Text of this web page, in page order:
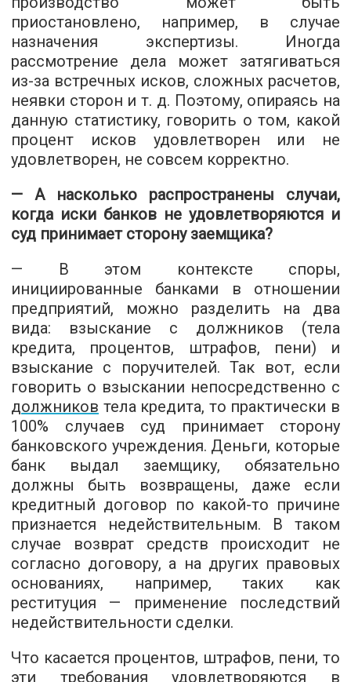
приостановлено, например, в случае
назначения экспертизы. Иногда
рассмотрение дела может затягиваться
из-за встречных исков, сложных расчетов,
неявки сторон и т. д. Поэтому, опираясь на
данную статистику, говорить о том, какой
процент исков удовлетворен или не
удовлетворен, не совсем корректно.
— А насколько распространены случаи,
когда иски банков не удовлетворяются и
суд принимает сторону заемщика?
— В этом контексте споры,
инициированные банками в отношении
предприятий, можно разделить на два
вида: взыскание с должников (тела
кредита, процентов, штрафов, пени) и
взыскание с поручителей. Так вот, если
говорить о взыскании непосредственно с
должников тела кредита, то практически в
100% случаев суд принимает сторону
банковского учреждения. Деньги, которые
банк выдал заемщику, обязательно
должны быть возвращены, даже если
кредитный договор по какой-то причине
признается недействительным. В таком
случае возврат средств происходит не
согласно договору, а на других правовых
основаниях, например, таких как
реституция — применение последствий
недействительности сделки.
Что касается процентов, штрафов, пени, то
эти требования удовлетворяются в